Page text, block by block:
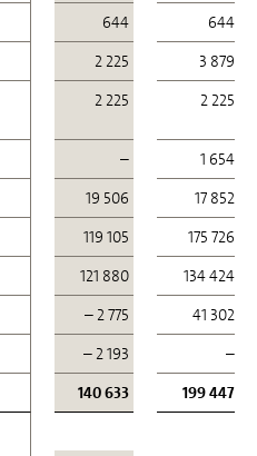
644
644
2 225
3 879
2 225 2 225
–
1 654
19 506
17 852
119 105
175 726
121 880
134 424
– 2 775
41 302
– 2 193
–
140 633 199 447